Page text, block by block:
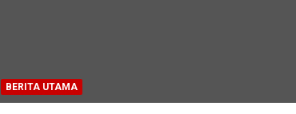
BERITA UTAMA